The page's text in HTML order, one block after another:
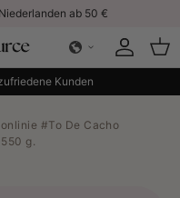
ab 50 €
Konto
Kunden
#To De Cacho
g.